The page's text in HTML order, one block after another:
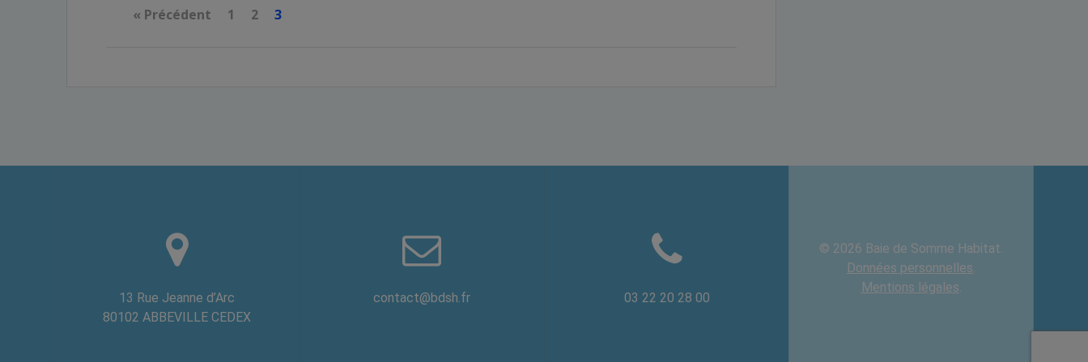
« Précédent 1 2 3
13 Rue Jeanne d’Arc
80102 ABBEVILLE CEDEX
contact@bdsh.fr 03 22 20 28 00
© 2026 Baie de Somme Habitat.
Données personnelles.
Mentions légales.